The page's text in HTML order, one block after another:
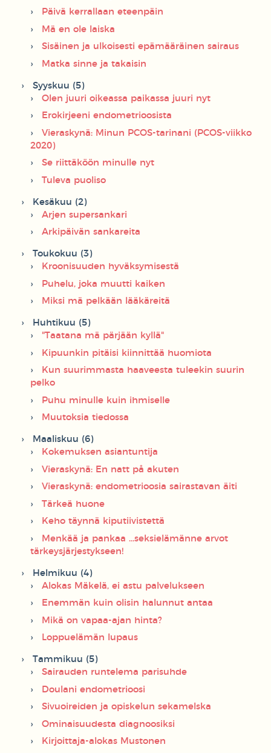
Päivä kerrallaan eteenpäin
Mä en ole laiska
Sisäinen ja ulkoisesti epämääräinen sairaus
Matka sinne ja takaisin
Syyskuu (5)
Olen juuri oikeassa paikassa juuri nyt
Erokirjeeni endometrioosista
Vieraskynä: Minun PCOS-tarinani (PCOS-viikko
2020)
Se riittäköön minulle nyt
Tuleva puoliso
Kesäkuu (2)
Arjen supersankari
Arkipäivän sankareita
Toukokuu (3)
Kroonisuuden hyväksymisestä
Puhelu, joka muutti kaiken
Miksi mä pelkään lääkäreitä
Huhtikuu (5)
"Taatana mä pärjään kyllä"
Kipuunkin pitäisi kiinnittää huomiota
Kun suurimmasta haaveesta tuleekin suurin
pelko
Puhu minulle kuin ihmiselle
Muutoksia tiedossa
Maaliskuu (6)
Kokemuksen asiantuntija
Vieraskynä: En natt på akuten
Vieraskynä: endometrioosia sairastavan äiti
Tärkeä huone
Keho täynnä kiputiivistettä
Menkää ja pankaa ...seksielämänne arvot
tärkeysjärjestykseen!
Helmikuu (4)
Alokas Mäkelä, ei astu palvelukseen
Enemmän kuin olisin halunnut antaa
Mikä on vapaa-ajan hinta?
Loppuelämän lupaus
Tammikuu (5)
Sairauden runtelema parisuhde
Doulani endometrioosi
Sivuoireiden ja opiskelun sekamelska
Ominaisuudesta diagnoosiksi
Kirjoittaja-alokas Mustonen